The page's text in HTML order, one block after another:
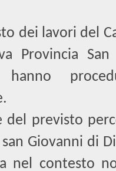
dei lavori del
Provincia
hanno
del previsto
Giovanni di
nel contesto